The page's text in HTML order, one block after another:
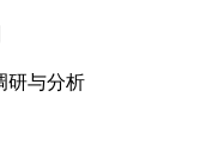
研与分析